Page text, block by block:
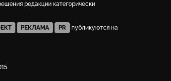
редакции категорически
РЕКЛАМА PR
публикуются на